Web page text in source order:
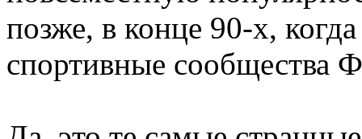
позже, в конце 90-х,
спортивные сообщества